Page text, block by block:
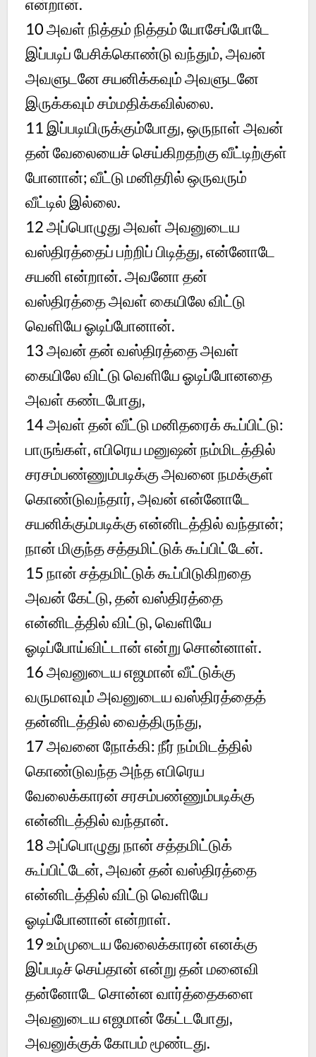
என்றான்.
10அவள் நித்தம் நித்தம் யோசேப்போடே
இப்படிப் பேசிக்கொண்டு வந்தும், அவன்
அவளுடனே சயனிக்கவும் அவளுடனே
இருக்கவும் சம்மதிக்கவில்லை.
11 இப்படியிருக்கும்போது, ஒருநாள் அவன்
தன் வேலையைச் செய்கிறதற்கு வீட்டிற்குள்
போனான்; வீட்டு மனிதரில் ஒருவரும்
வீட்டில் இல்லை.
12அப்பொழுது அவள் அவனுடைய
வஸ்திரத்தைப் பற்றிப் பிடித்து, என்னோடே
சயனி என்றான். அவனோ தன்
வஸ்திரத்தை அவள் கையிலே விட்டு
வெளியே ஓடிப்போனான்.
13அவன் தன் வஸ்திரத்தை அவள்
கையிலே விட்டு வெளியே ஓடிப்போனதை
அவள் கண்டபோது,
14அவள் தன் வீட்டு மனிதரைக் கூப்பிட்டு:
பாருங்கள், எபிரெய மனுஷன் நம்மிடத்தில்
சரசம்பண்ணும்படிக்கு அவனை நமக்குள்
கொண்டுவந்தார், அவன் என்னோடே
சயனிக்கும்படிக்கு என்னிடத்தில் வந்தான்;
நான் மிகுந்த சத்தமிட்டுக் கூப்பிட்டேன்.
15நான் சத்தமிட்டுக் கூப்பிடுகிறதை
அவன் கேட்டு, தன் வஸ்திரத்தை
என்னிடத்தில் விட்டு, வெளியே
ஓடிப்போய்விட்டான் என்று சொன்னாள்.
16அவனுடைய எஜமான் வீட்டுக்கு
வருமளவும் அவனுடைய வஸ்திரத்தைத்
தன்னிடத்தில் வைத்திருந்து,
17அவனை நோக்கி: நீர் நம்மிடத்தில்
கொண்டுவந்த அந்த எபிரெய
வேலைக்காரன் சரசம்பண்ணும்படிக்கு
என்னிடத்தில் வந்தான்.
18அப்பொழுது நான் சத்தமிட்டுக்
கூப்பிட்டேன், அவன் தன் வஸ்திரத்தை
என்னிடத்தில் விட்டு வெளியே
ஓடிப்போனான் என்றாள்.
19உம்முடைய வேலைக்காரன் எனக்கு
இப்படிச் செய்தான் என்று தன் மனைவி
தன்னோடே சொன்ன வார்த்தைகளை
அவனுடைய எஜமான் கேட்டபோது,
அவனுக்குக் கோபம் மூண்டது.